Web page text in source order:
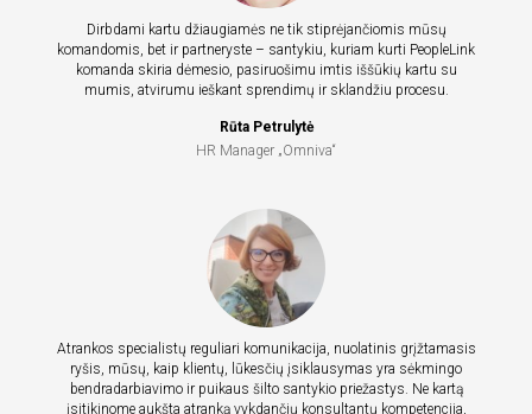
Dirbdami kartu džiaugiamės ne tik stiprėjančiomis mūsų
komandomis, bet ir partneryste – santykiu, kuriam kurti PeopleLink
komanda skiria dėmesio, pasiruošimu imtis iššūkių kartu su
mumis, atvirumu ieškant sprendimų ir sklandžiu procesu.
Rūta Petrulytė
HR Manager „Omniva“
Atrankos specialistų reguliari komunikacija, nuolatinis grįžtamasis
ryšis, mūsų, kaip klientų, lūkesčių įsiklausymas yra sėkmingo
bendradarbiavimo ir puikaus šilto santykio priežastys. Ne kartą
įsitikinome aukšta atranką vykdančių konsultantų kompetencija,